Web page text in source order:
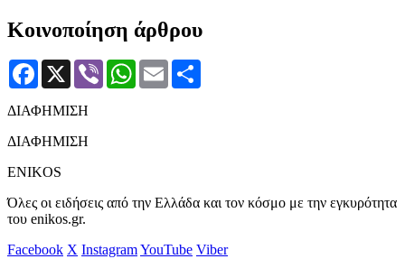
Κοινοποίηση άρθρου
Facebook
X Viber WhatsApp
Email
ΔΙΑΦΗΜΙΣΗ
ΔΙΑΦΗΜΙΣΗ
ENIKOS
Όλες οι ειδήσεις από την Ελλάδα και τον κόσμο με την εγκυρότητα
του enikos.gr.
Facebook X InstagramYouTube Viber